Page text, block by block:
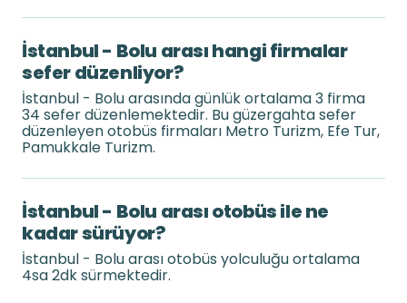
İstanbul - Bolu arası hangi firmalar
sefer düzenliyor?
İstanbul - Bolu arasında günlük ortalama 3 firma
34 sefer düzenlemektedir. Bu güzergahta sefer
düzenleyen otobüs firmaları Metro Turizm, Efe Tur,
Pamukkale Turizm.
İstanbul - Bolu arası otobüs ile ne
kadar sürüyor?
İstanbul - Bolu arası otobüs yolculuğu ortalama
4sa 2dk sürmektedir.